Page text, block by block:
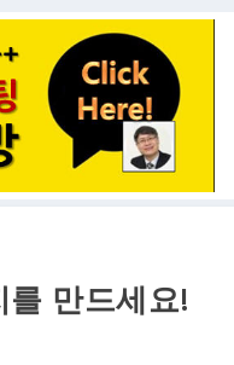
만드세요!